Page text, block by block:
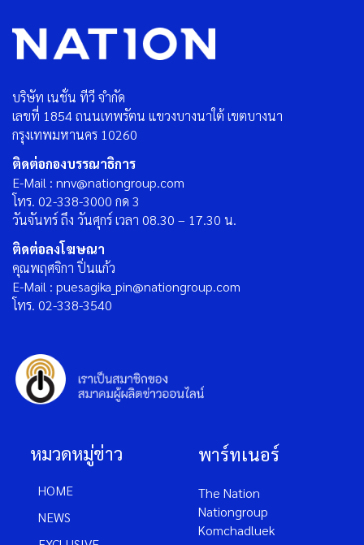
บริษัท เนชั่น ทีวี จำกัด
เลขที่ 1854 ถนนเทพรัตน แขวงบางนาใต้ เขตบางนา
กรุงเทพมหานคร 10260
ติดต่อกองบรรณาธิการ
E-Mail : nnv@nationgroup.com
โทร. 02-338-3000 กด 3
วันจันทร์ ถึง วันศุกร์ เวลา 08.30 – 17.30 น.
ติดต่อลงโฆษณา
คุณพฤศจิกา ปิ่นแก้ว
E-Mail : puesagika_pin@nationgroup.com
โทร. 02-338-3540
หมวดหมู่ข่าว
HOME
NEWS
พาร์ทเนอร์
The Nation
Nationgroup
Komchadluek